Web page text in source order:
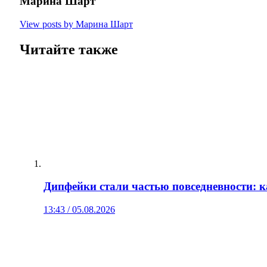
View posts by Марина Шарт
Читайте также
Дипфейки стали частью повседневности:
13:43 / 05.08.2026